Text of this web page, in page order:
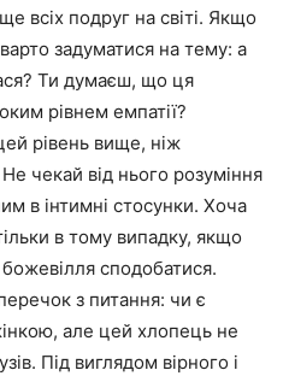
всіх подруг на світі. Якщо
задуматися на тему: а
Ти думаєш, що ця
рівнем емпатії?
рівень вище, ніж
чекай від нього розуміння
в інтимні стосунки. Хоча
в тому випадку, якщо
сподобатися.
з питання: чи є
але цей хлопець не
Під виглядом вірного і